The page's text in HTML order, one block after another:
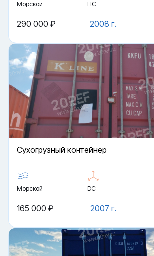
Морской HC
2008 г.
290 000 ₽
Cухогрузный контейнер
Морской DC
2007 г.
165 000 ₽